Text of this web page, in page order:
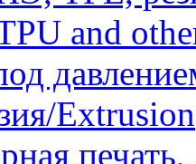
and
Extrusion